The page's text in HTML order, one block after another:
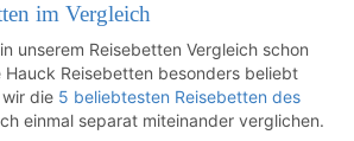
im Vergleich
unserem Reisebetten Vergleich schon
Reisebetten besonders beliebt
die 5 beliebtesten Reisebetten des
einmal separat miteinander verglichen.